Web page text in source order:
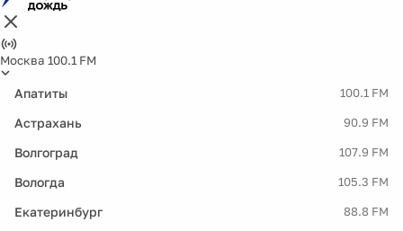
Москва 100.1 FM
Апатиты 100.1 FM
Астрахань 90.9 FM
Волгоград 107.9 FM
Вологда 105.3 FM
Екатеринбург 88.8 FM